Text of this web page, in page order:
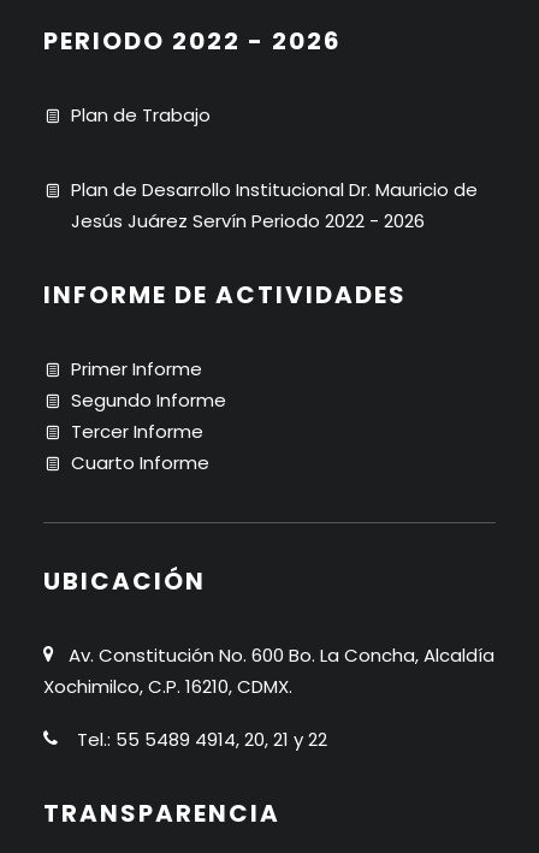
PERIODO 2022 - 2026
Plan de Trabajo
Plan de Desarrollo Institucional Dr. Mauricio de
Jesús Juárez Servín Periodo 2022 - 2026
INFORME DE ACTIVIDADES
Primer Informe
Segundo Informe
Tercer Informe
Cuarto Informe
UBICACIÓN
Av. Constitución No. 600 Bo. La Concha, Alcaldía
Xochimilco, C.P. 16210, CDMX.
Tel.: 55 5489 4914, 20, 21 y 22
TRANSPARENCIA